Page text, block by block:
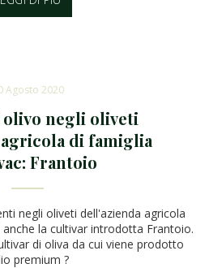
Agosto 2020
negli oliveti
agricola di famiglia
Frantoio
negli oliveti dell'azienda agricola
la cultivar introdotta Frantoio.
di oliva da cui viene prodotto
premium ?